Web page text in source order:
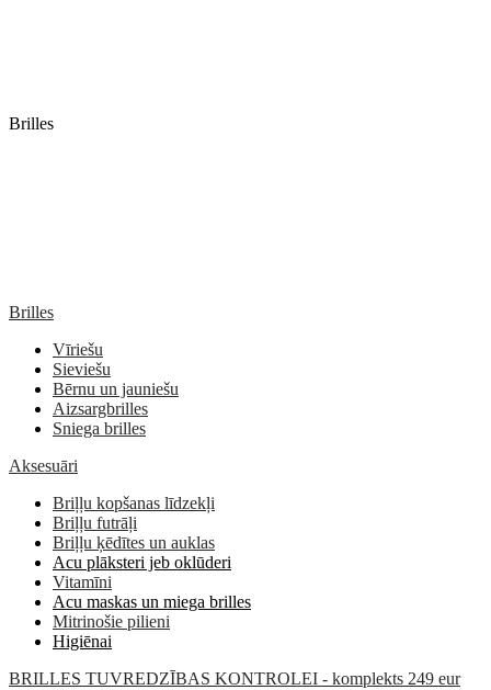
Brilles
Brilles
Vīriešu
Sieviešu
Bērnu un jauniešu
Aizsargbrilles
Sniega brilles
Aksesuāri
Briļļu kopšanas līdzekļi
Briļļu futrāļi
Briļļu ķēdītes un auklas
Acu plāksteri jeb oklūderi
Vitamīni
Acu maskas un miega brilles
Mitrinošie pilieni
Higiēnai
BRILLES TUVREDZĪBAS KONTROLEI - komplekts 249 eur